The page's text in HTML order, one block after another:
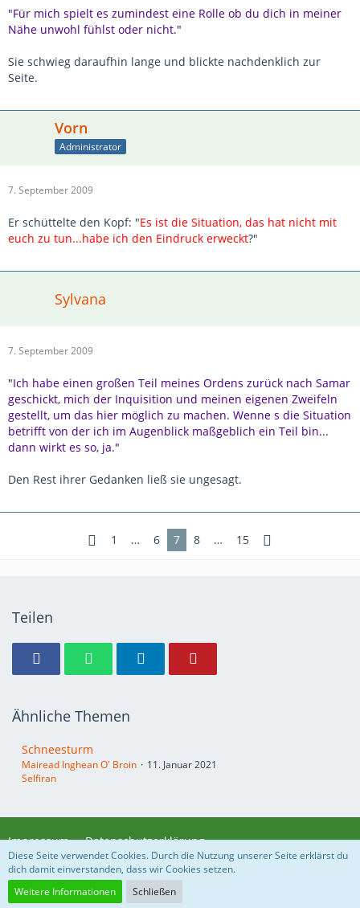
"Für mich spielt es zumindest eine Rolle ob du dich in meiner
Nähe unwohl fühlst oder nicht."
Sie schwieg daraufhin lange und blickte nachdenklich zur
Seite.
Vorn
Administrator
7. September 2009
Er schüttelte den Kopf: "Es ist die Situation, das hat nicht mit
euch zu tun...habe ich den Eindruck erweckt?"
Sylvana
7. September 2009
"Ich habe einen großen Teil meines Ordens zurück nach Samar
geschickt, mich der Inquisition und meinen eigenen Zweifeln
gestellt, um das hier möglich zu machen. Wenne s die Situation
betrifft von der ich im Augenblick maßgeblich ein Teil bin...
dann wirkt es so, ja."
Den Rest ihrer Gedanken ließ sie ungesagt.
1 … 6 7 8 … 15
Teilen
Ähnliche Themen
Schneesturm
Mairead Inghean O' Broin
11. Januar 2021
Selfiran
Impressum Datenschutzerklärung
Community-Software:
Diese Seite verwendet Cookies. Durch die Nutzung unserer Seite erklärst du
dich damit einverstanden, dass wir Cookies setzen.
Weitere Informationen
Schließen